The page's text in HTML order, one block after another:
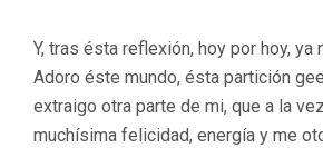
Y, tras ésta reflexión, hoy por hoy, ya
Adoro éste mundo, ésta partición
extraigo otra parte de mi, que a la
muchísima felicidad, energía y me